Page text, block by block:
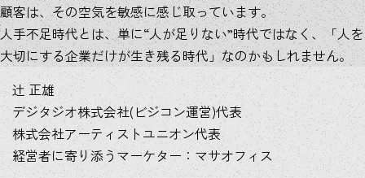
顧客は、その空気を敏感に感じ取っています。
人手不足時代とは、単に“人が足りない”時代ではなく、「人を
大切にする企業だけが生き残る時代」なのかもしれません。
辻 正雄
デジタジオ株式会社(ビジコン運営)代表
株式会社アーティストユニオン代表
経営者に寄り添うマーケター：マサオフィス